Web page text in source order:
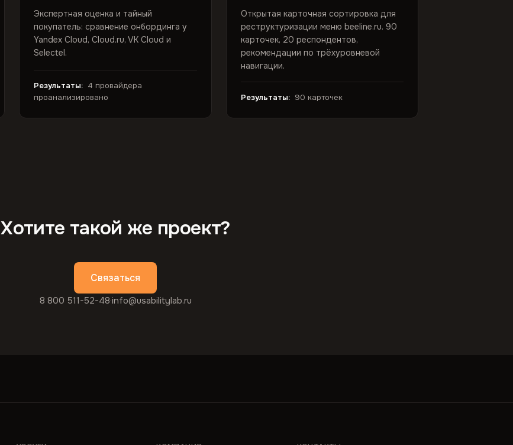
Экспертная оценка и тайный
покупатель: сравнение онбординга у
Yandex Cloud, Cloud.ru, VK Cloud и
Selectel.
Результаты: 4 провайдера
проанализировано
Открытая карточная сортировка для
реструктуризации меню beeline.ru. 90
карточек, 20 респондентов,
рекомендации по трёхуровневой
навигации.
Результаты: 90 карточек
Хотите такой же проект?
Связаться
8 800 511-52-48·info@usabilitylab.ru